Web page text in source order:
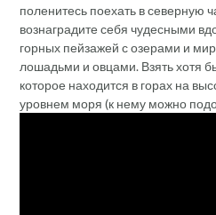
поленитесь поехать в северную
вознаградите себя чудесными
горных пейзажей с озерами и
лошадьми и овцами. Взять хотя
которое находится в горах на
уровнем моря (к нему можно